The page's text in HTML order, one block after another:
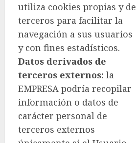
utiliza cookies propias y de
terceros para facilitar la
navegación a sus usuarios
y con fines estadísticos.
Datos derivados de
terceros externos: la
EMPRESA podría recopilar
información o datos de
carácter personal de
terceros externos